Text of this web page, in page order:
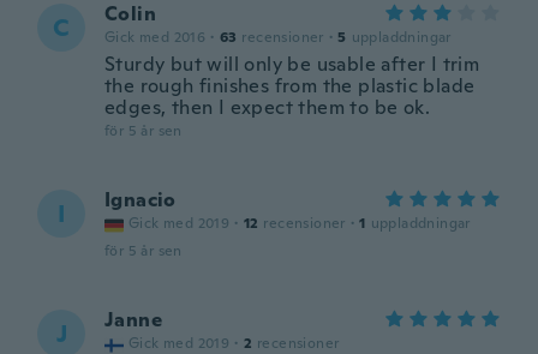
C Colin
Gick med 2016 · 63 recensioner · 5 uppladdningar
Sturdy but will only be usable after I trim
the rough finishes from the plastic blade
edges, then I expect them to be ok.
för 5 år sen
I Ignacio
Gick med 2019 · 12 recensioner · 1 uppladdningar
för 5 år sen
J Janne
Gick med 2019 · 2 recensioner